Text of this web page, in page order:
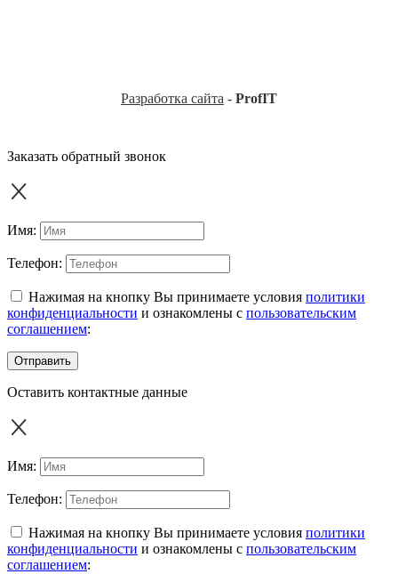
Разработка сайта - ProfIT
Заказать обратный звонок
Имя:
Телефон:
Нажимая на кнопку Вы принимаете условия политики
конфиденциальности и ознакомлены с пользовательским
соглашением:
Отправить
Оставить контактные данные
Имя:
Телефон:
Нажимая на кнопку Вы принимаете условия политики
конфиденциальности и ознакомлены с пользовательским
соглашением: